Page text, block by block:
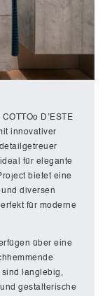
D’ESTE
innovativer
für elegante
bietet eine
diversen
für moderne
über eine
sind langlebig,
gestalterische